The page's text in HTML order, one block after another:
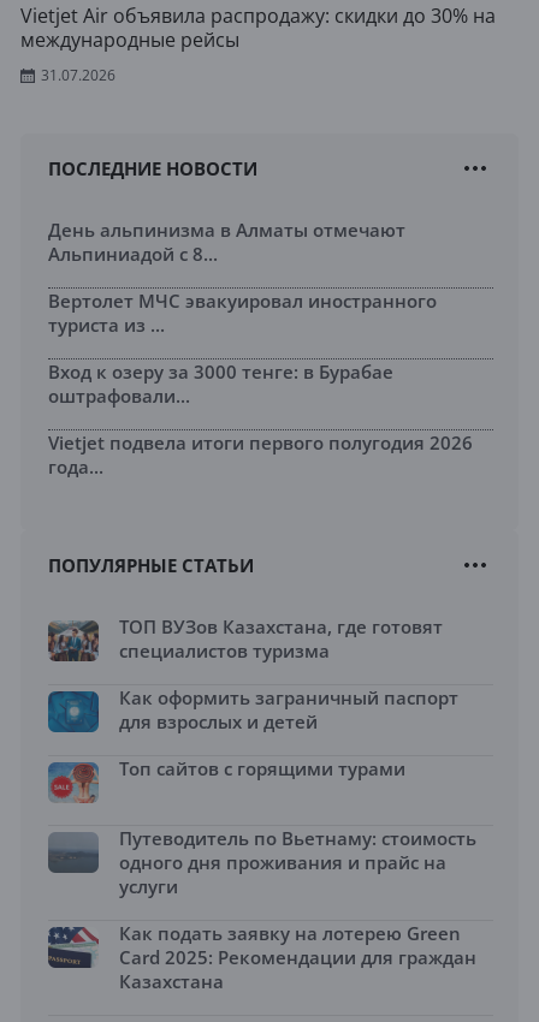
Vietjet Air объявила распродажу: скидки до 30% на
международные рейсы
31.07.2026
ПОСЛЕДНИЕ НОВОСТИ
День альпинизма в Алматы отмечают
Альпиниадой с 8...
Вертолет МЧС эвакуировал иностранного
туриста из ...
Вход к озеру за 3000 тенге: в Бурабае
оштрафовали...
Vietjet подвела итоги первого полугодия 2026
года...
ПОПУЛЯРНЫЕ СТАТЬИ
ТОП ВУЗов Казахстана, где готовят
специалистов туризма
Как оформить заграничный паспорт
для взрослых и детей
Топ сайтов с горящими турами
Путеводитель по Вьетнаму: стоимость
одного дня проживания и прайс на
услуги
Как подать заявку на лотерею Green
Card 2025: Рекомендации для граждан
Казахстана